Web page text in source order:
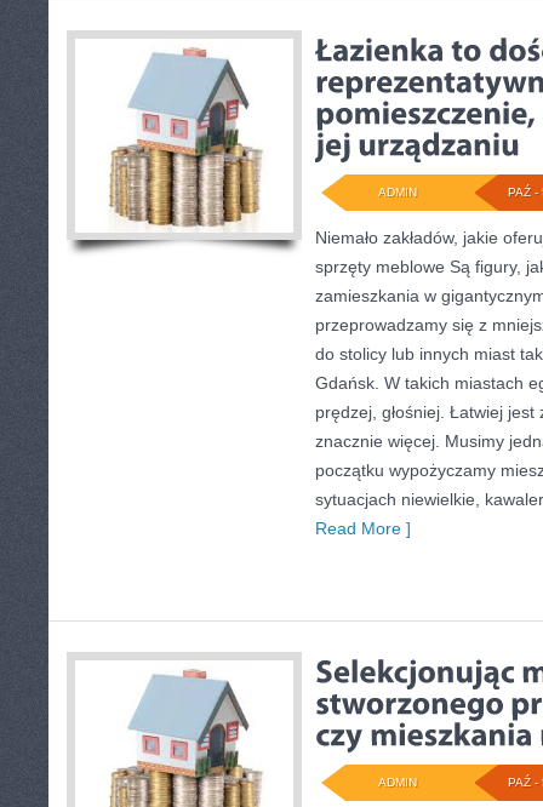
PAŹ -
ADMIN
Niemało zakładów, jakie
sprzęty meblowe Są figury,
zamieszkania w
przeprowadzamy się z
do stolicy lub innych miast
Gdańsk. W takich miastach
prędzej, głośniej. Łatwiej
znacznie więcej. Musimy
początku wypożyczamy
sytuacjach niewielkie,
Read More ]
PAŹ -
ADMIN